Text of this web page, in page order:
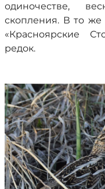
одиночестве,
скопления. В то
«Красноярские
редок.